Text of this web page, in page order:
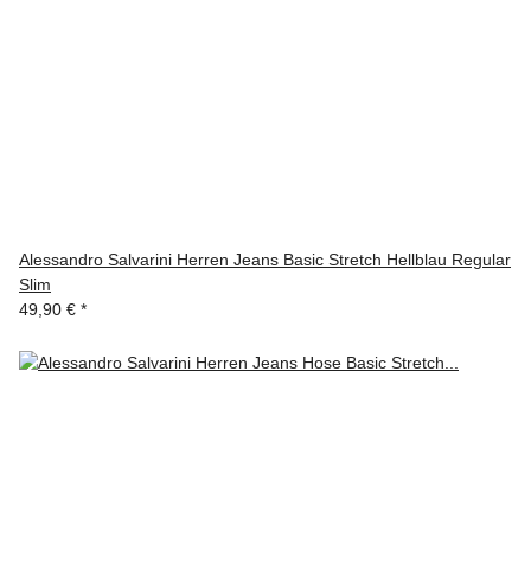
Alessandro Salvarini Herren Jeans Basic Stretch Hellblau Regular
Slim
49,90 € *